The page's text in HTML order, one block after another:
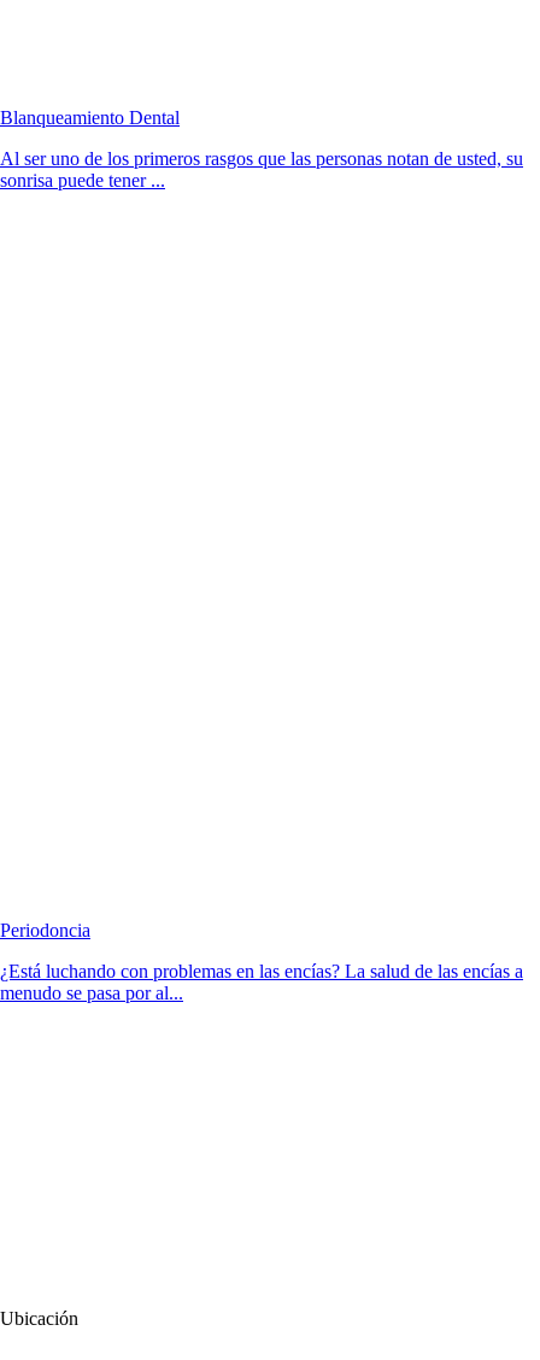
Blanqueamiento Dental
Al ser uno de los primeros rasgos que las personas notan de usted, su
sonrisa puede tener ...
Periodoncia
¿Está luchando con problemas en las encías? La salud de las encías a
menudo se pasa por al...
Ubicación